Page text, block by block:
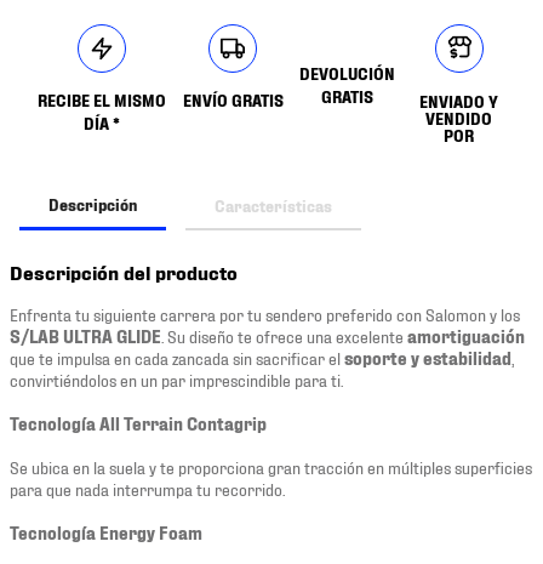
RECIBE EL MISMO
DÍA *
ENVÍO GRATIS
DEVOLUCIÓN
GRATIS
ENVIADO Y
VENDIDO
POR
Descripción Características
Descripción del producto
Enfrenta tu siguiente carrera por tu sendero preferido con Salomon y los
S/LAB ULTRA GLIDE . Su diseño te ofrece una excelente amortiguación
que te impulsa en cada zancada sin sacrificar elsoporte y estabilidad
convirtiéndolos en un par imprescindible para ti.
Tecnología All Terrain Contagrip
Se ubica en la suela y te proporciona gran tracción en múltiples superficies
para que nada interrumpa tu recorrido.
Tecnología Energy Foam